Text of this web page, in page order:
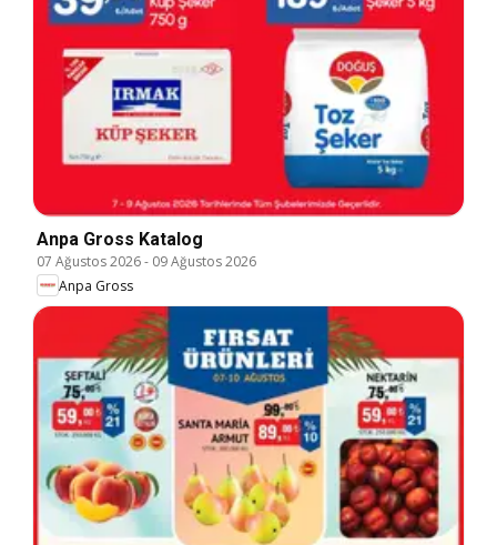
Anpa Gross Katalog
07 Ağustos 2026- 09 Ağustos 2026
Anpa Gross